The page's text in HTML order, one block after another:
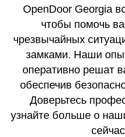
OpenDoor Georgia
чтобы помочь
чрезвычайных
замками. Наши
оперативно решат
обеспечив
Доверьтесь
узнайте больше о